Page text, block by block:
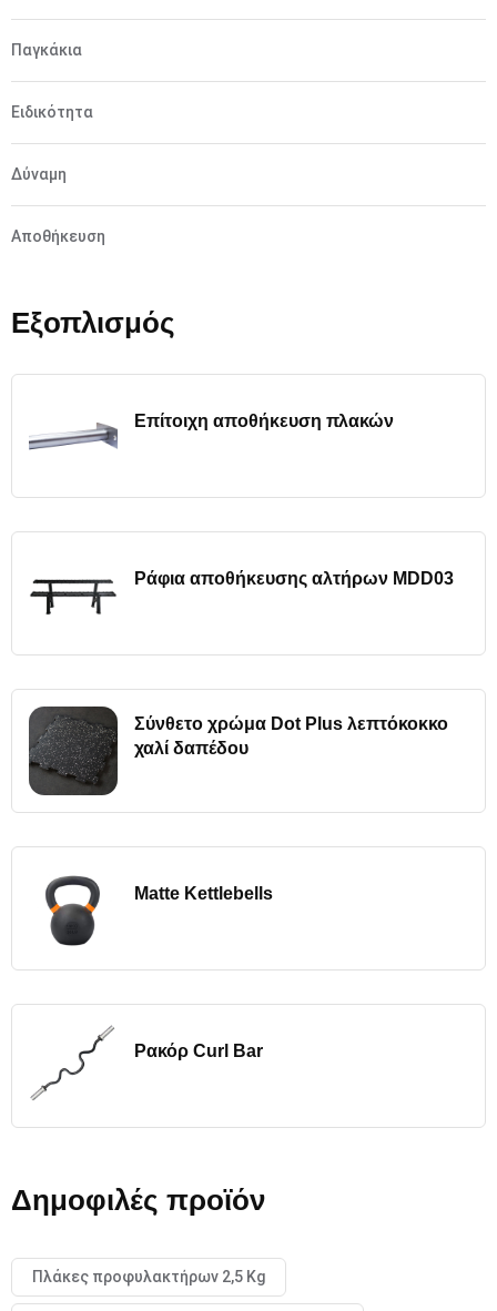
Παγκάκια
Ειδικότητα
Δύναμη
Αποθήκευση
Εξοπλισμός
Επίτοιχη αποθήκευση πλακών
Ράφια αποθήκευσης αλτήρων MDD03
Σύνθετο χρώμα Dot Plus λεπτόκοκκο
χαλί δαπέδου
Matte Kettlebells
Ρακόρ Curl Bar
Δημοφιλές προϊόν
Πλάκες προφυλακτήρων 2,5 Kg